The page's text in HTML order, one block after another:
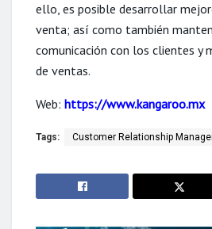
ello, es posible desarrollar
venta; así como también
comunicación con los clientes y
de ventas.
Web: https://www.kangaroo.mx
Tags: Customer Relationship